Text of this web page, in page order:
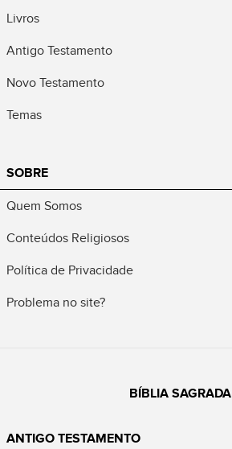
Livros
Antigo Testamento
Novo Testamento
Temas
SOBRE
Quem Somos
Conteúdos Religiosos
Política de Privacidade
Problema no site?
BÍBLIA SAGRADA
ANTIGO TESTAMENTO